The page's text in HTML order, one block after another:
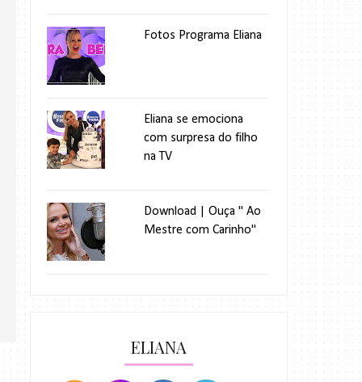
Fotos Programa Eliana
Eliana se emociona
com surpresa do filho
na TV
Download | Ouça " Ao
Mestre com Carinho"
ELIANA